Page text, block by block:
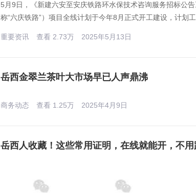
5月9日，《新建六安至安庆铁路环水保技术咨询服务招标公
称“六庆铁路”）项目全线计划于今年8月正式开工建设，计划
重要资讯 查看 2.73万 2025年5月13日
岳西金翠兰茶叶大市场早已人声鼎沸
商务动态 查看 1.25万 2025年4月9日
岳西人收藏！这些常用证明，在线就能开，不用